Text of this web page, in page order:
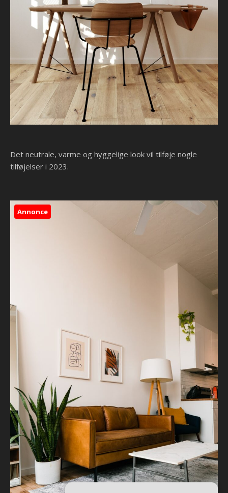
Det neutrale, varme og hyggelige look vil tilføje nogle
tilføjelser i 2023.
Annonce